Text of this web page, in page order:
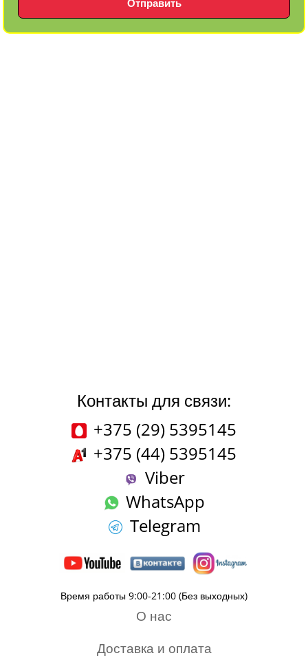
Контакты для связи:
+375 (29) 5395145
+375 (44) 5395145
Viber
WhatsApp
Telegram
Время работы 9:00-21:00 (Без выходных)
О нас
Доставка и оплата